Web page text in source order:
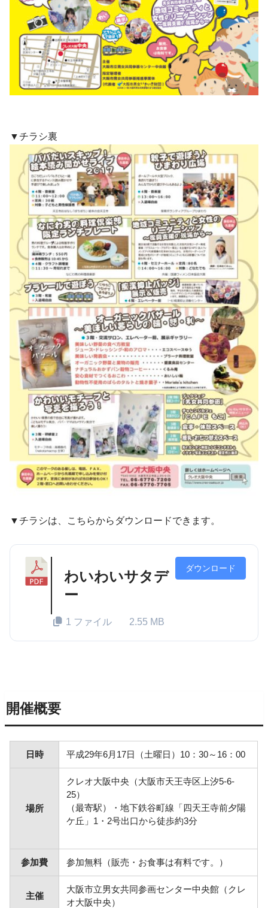
▼チラシ裏
▼チラシは、こちらからダウンロードできます。
わいわいサタデ
ー
1 ファイル 2.55 MB
ダウンロード
開催概要
日時 平成29年6月17日（土曜日）10：30～16：00
場所
クレオ大阪中央（大阪市天王寺区上汐5-6-
25）
（最寄駅）・地下鉄谷町線「四天王寺前夕陽
ケ丘」1・2号出口から徒歩約3分
参加費 参加無料（販売・お食事は有料です。）
主催
大阪市立男女共同参画センター中央館（クレ
オ大阪中央）